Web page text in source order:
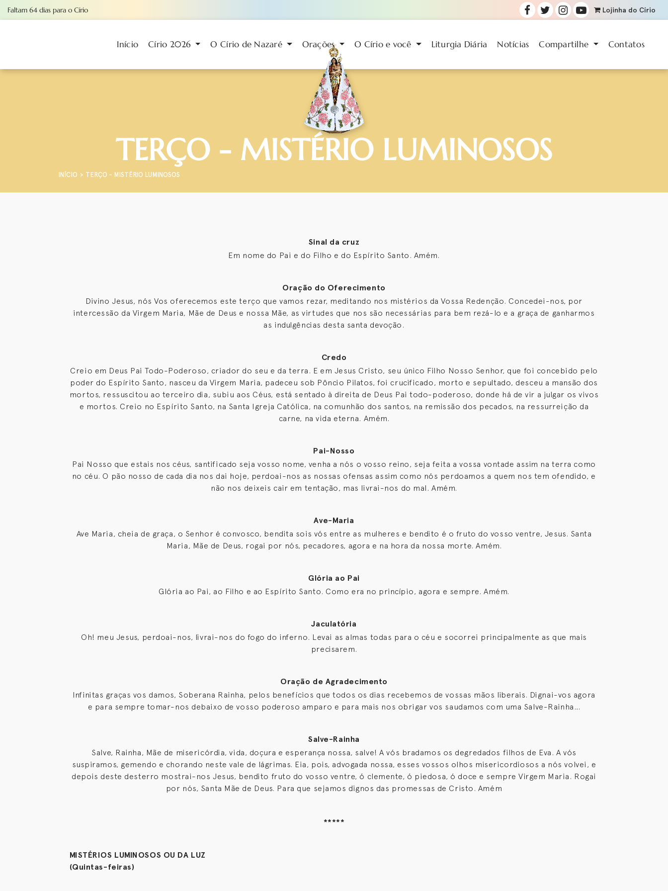
Faltam 64 dias para o Círio Lojinha do Círio
Início Círio 2026 O Círio de Nazaré Orações O Círio e você Liturgia Diária Notícias Compartilhe Contatos
TERÇO - MISTÉRIO LUMINOSOS
INÍCIO TERÇO - MISTÉRIO LUMINOSOS
Sinal da cruz
Em nome do Pai e do Filho e do Espírito Santo. Amém.
Oração do Oferecimento
Divino Jesus, nós Vos oferecemos este terço que vamos rezar, meditando nos mistérios da Vossa Redenção. Concedei-nos, por
intercessão da Virgem Maria, Mãe de Deus e nossa Mãe, as virtudes que nos são necessárias para bem rezá-lo e a graça de ganharmos
as indulgências desta santa devoção.
Credo
Creio em Deus Pai Todo-Poderoso, criador do seu e da terra. E em Jesus Cristo, seu único Filho Nosso Senhor, que foi concebido pelo
poder do Espírito Santo, nasceu da Virgem Maria, padeceu sob Pôncio Pilatos, foi crucificado, morto e sepultado, desceu a mansão dos
mortos, ressuscitou ao terceiro dia, subiu aos Céus, está sentado à direita de Deus Pai todo-poderoso, donde há de vir a julgar os vivos
e mortos. Creio no Espírito Santo, na Santa Igreja Católica, na comunhão dos santos, na remissão dos pecados, na ressurreição da
carne, na vida eterna. Amém.
Pai-Nosso
Pai Nosso que estais nos céus, santificado seja vosso nome, venha a nós o vosso reino, seja feita a vossa vontade assim na terra como
no céu. O pão nosso de cada dia nos dai hoje, perdoai-nos as nossas ofensas assim como nós perdoamos a quem nos tem ofendido, e
não nos deixeis cair em tentação, mas livrai-nos do mal. Amém.
Ave-Maria
Ave Maria, cheia de graça, o Senhor é convosco, bendita sois vós entre as mulheres e bendito é o fruto do vosso ventre, Jesus. Santa
Maria, Mãe de Deus, rogai por nós, pecadores, agora e na hora da nossa morte. Amém.
Glória ao Pai
Glória ao Pai, ao Filho e ao Espírito Santo. Como era no princípio, agora e sempre. Amém.
Jaculatória
Oh! meu Jesus, perdoai-nos, livrai-nos do fogo do inferno. Levai as almas todas para o céu e socorrei principalmente as que mais
precisarem.
Oração de Agradecimento
Infinitas graças vos damos, Soberana Rainha, pelos benefícios que todos os dias recebemos de vossas mãos liberais. Dignai-vos agora
e para sempre tomar-nos debaixo de vosso poderoso amparo e para mais nos obrigar vos saudamos com uma Salve-Rainha…
Salve-Rainha
Salve, Rainha, Mãe de misericórdia, vida, doçura e esperança nossa, salve! A vós bradamos os degredados filhos de Eva. A vós
suspiramos, gemendo e chorando neste vale de lágrimas. Eia, pois, advogada nossa, esses vossos olhos misericordiosos a nós volvei, e
depois deste desterro mostrai-nos Jesus, bendito fruto do vosso ventre, ó clemente, ó piedosa, ó doce e sempre Virgem Maria. Rogai
por nós, Santa Mãe de Deus. Para que sejamos dignos das promessas de Cristo. Amém
*****
MISTÉRIOS LUMINOSOS OU DA LUZ
(Quintas-feiras)